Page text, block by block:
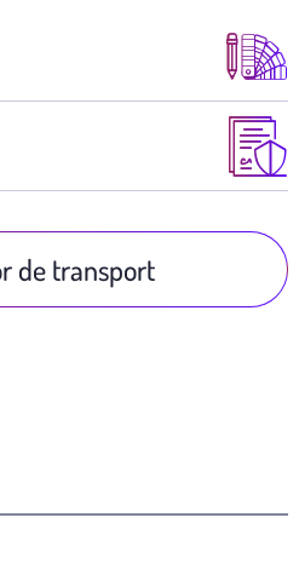
de transport